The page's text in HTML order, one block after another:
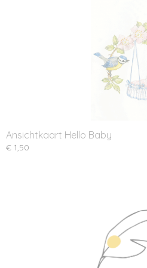
Ansichtkaart Hello Baby
€ 1,50